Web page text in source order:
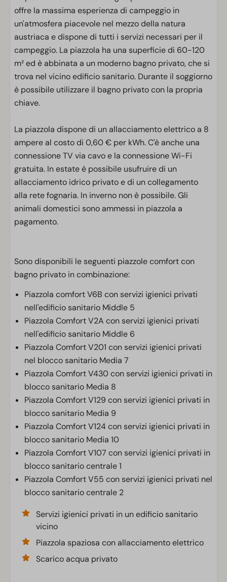
offre la massima esperienza di campeggio in
un'atmosfera piacevole nel mezzo della natura
austriaca e dispone di tutti i servizi necessari per il
campeggio. La piazzola ha una superficie di 60-120
m² ed è abbinata a un moderno bagno privato, che si
trova nel vicino edificio sanitario. Durante il soggiorno
è possibile utilizzare il bagno privato con la propria
chiave.
La piazzola dispone di un allacciamento elettrico a 8
ampere al costo di 0,60 € per kWh. C'è anche una
connessione TV via cavo e la connessione Wi-Fi
gratuita. In estate è possibile usufruire di un
allacciamento idrico privato e di un collegamento
alla rete fognaria. In inverno non è possibile. Gli
animali domestici sono ammessi in piazzola a
pagamento.
Sono disponibili le seguenti piazzole comfort con
bagno privato in combinazione:
Piazzola comfort V6B con servizi igienici privati
nell'edificio sanitario Middle 5
Piazzola Comfort V2A con servizi igienici privati
nell'edificio sanitario Middle 6
Piazzola Comfort V201 con servizi igienici privati
nel blocco sanitario Media 7
Piazzola Comfort V430 con servizi igienici privati in
blocco sanitario Media 8
Piazzola Comfort V129 con servizi igienici privati in
blocco sanitario Media 9
Piazzola Comfort V124 con servizi igienici privati in
blocco sanitario Media 10
Piazzola Comfort V107 con servizi igienici privati in
blocco sanitario centrale 1
Piazzola Comfort V55 con servizi igienici privati nel
blocco sanitario centrale 2
Servizi igienici privati in un edificio sanitario
vicino
Piazzola spaziosa con allacciamento elettrico
Scarico acqua privato